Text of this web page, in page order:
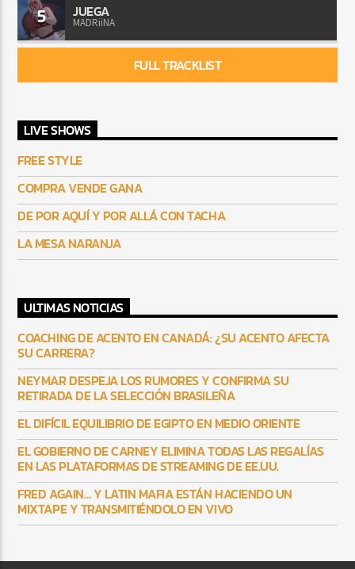
5 JUEGA
MADRiiNA
FULL TRACKLIST
LIVE SHOWS
FREE STYLE
COMPRA VENDE GANA
DE POR AQUÍ Y POR ALLÁ CON TACHA
LA MESA NARANJA
ULTIMAS NOTICIAS
COACHING DE ACENTO EN CANADÁ: ¿SU ACENTO AFECTA
SU CARRERA?
NEYMAR DESPEJA LOS RUMORES Y CONFIRMA SU
RETIRADA DE LA SELECCIÓN BRASILEÑA
EL DIFÍCIL EQUILIBRIO DE EGIPTO EN MEDIO ORIENTE
EL GOBIERNO DE CARNEY ELIMINA TODAS LAS REGALÍAS
EN LAS PLATAFORMAS DE STREAMING DE EE.UU.
FRED AGAIN… Y LATIN MAFIA ESTÁN HACIENDO UN
MIXTAPE Y TRANSMITIÉNDOLO EN VIVO